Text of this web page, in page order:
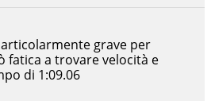
grave per
fatica a trovare velocità e
di 1:09.06